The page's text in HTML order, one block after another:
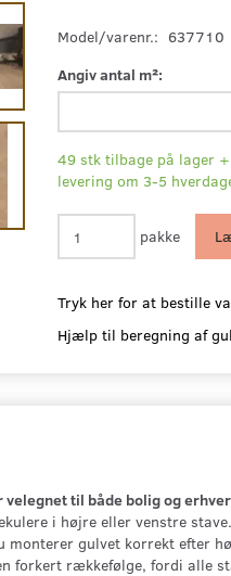
Model/varenr.: 637710
Angiv antal m²:
49 stk tilbage på lager
levering om 3-5
pakke
Tryk her for at bestille
Hjælp til beregning af
til både bolig og
i højre eller venstre
gulvet korrekt efter
forkert rækkefølge, fordi alle